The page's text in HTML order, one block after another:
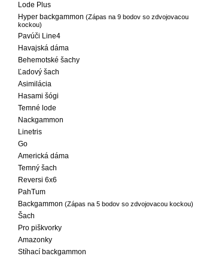
Lode Plus
Hyper backgammon (Zápas na 9 bodov so zdvojovacou
kockou)
Pavúči Line4
Havajská dáma
Behemotské šachy
Ľadový šach
Asimilácia
Hasami šógi
Temné lode
Nackgammon
Linetris
Go
Americká dáma
Temný šach
Reversi 6x6
PahTum
Backgammon (Zápas na 5 bodov so zdvojovacou kockou)
Šach
Pro piškvorky
Amazonky
Stíhací backgammon